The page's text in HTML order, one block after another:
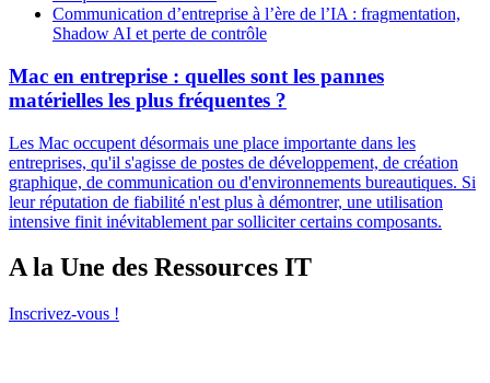
Communication d’entreprise à l’ère de l’IA : fragmentation,
Shadow AI et perte de contrôle
Mac en entreprise : quelles sont les pannes
matérielles les plus fréquentes ?
Les Mac occupent désormais une place importante dans les
entreprises, qu'il s'agisse de postes de développement, de création
graphique, de communication ou d'environnements bureautiques. Si
leur réputation de fiabilité n'est plus à démontrer, une utilisation
intensive finit inévitablement par solliciter certains composants.
A la Une des Ressources IT
Inscrivez-vous !